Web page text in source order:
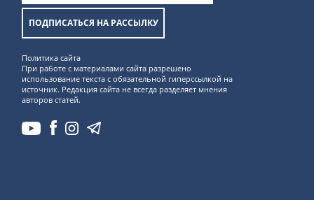
ПОДПИСАТЬСЯ НА РАССЫЛКУ
Политика сайта
При работе с материалами сайта разрешено
использование текста с обязательной гиперссылкой на
источник. Редакция сайта не всегда разделяет мнения
авторов статей.